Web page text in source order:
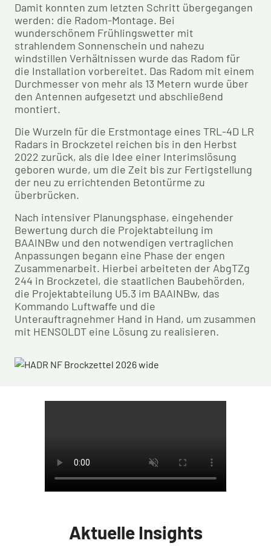
Damit konnten zum letzten Schritt übergegangen
werden: die Radom-Montage. Bei
wunderschönem Frühlingswetter mit
strahlendem Sonnenschein und nahezu
windstillen Verhältnissen wurde das Radom für
die Installation vorbereitet. Das Radom mit einem
Durchmesser von mehr als 13 Metern wurde über
den Antennen aufgesetzt und abschließend
montiert.
Die Wurzeln für die Erstmontage eines TRL-4D LR
Radars in Brockzetel reichen bis in den Herbst
2022 zurück, als die Idee einer Interimslösung
geboren wurde, um die Zeit bis zur Fertigstellung
der neu zu errichtenden Betontürme zu
überbrücken.
Nach intensiver Planungsphase, eingehender
Bewertung durch die Projektabteilung im
BAAINBw und den notwendigen vertraglichen
Anpassungen begann eine Phase der engen
Zusammenarbeit. Hierbei arbeiteten der AbgTZg
244 in Brockzetel, die staatlichen Baubehörden,
die Projektabteilung U5.3 im BAAINBw, das
Kommando Luftwaffe und die
Unterauftragnehmer Hand in Hand, um zusammen
mit HENSOLDT eine Lösung zu realisieren.
Aktuelle Insights